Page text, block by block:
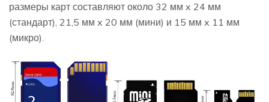
размеры карт составляют около 32 мм x 24 мм
(стандарт), 21,5 мм x 20 мм (мини) и 15 мм x 11 мм
(микро).